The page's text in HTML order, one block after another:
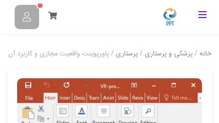
خانه /پزشکی و پرستاری /پرستاری / پاورپوینت واقعیت مجازی و کاربرد آن